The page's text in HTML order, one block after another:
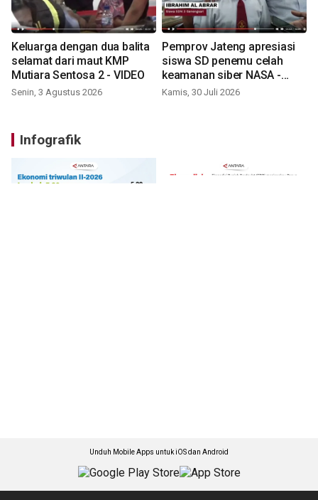
Keluarga dengan dua balita
selamat dari maut KMP
Mutiara Sentosa 2 - VIDEO
Senin, 3 Agustus 2026
Pemprov Jateng apresiasi
siswa SD penemu celah
keamanan siber NASA -
VIDEO
Kamis, 30 Juli 2026
Infografik
Unduh Mobile Apps untuk iOS dan Android